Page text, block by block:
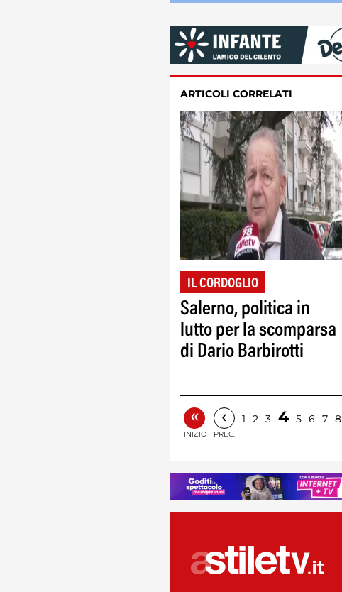
ARTICOLI CORRELATI
IL CORDOGLIO
Salerno, politica in
lutto per la scomparsa
di Dario Barbirotti
«
INIZIO
‹
PREC.
1 2 3 4 5 6 7 8